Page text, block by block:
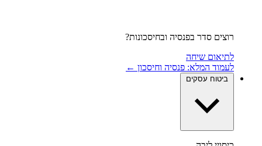
רוצים סדר בפנסיה ובחיסכונות?
לתיאום שיחה
לעמוד המלא: פנסיה וחיסכון ←
ביטוח עסקים